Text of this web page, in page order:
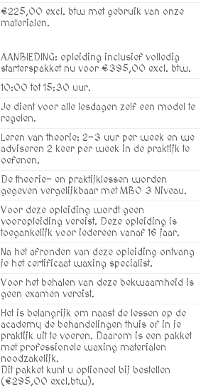
€225,00 excl. btw met gebruik van onze
materialen.
AANBIEDING: opleiding inclusief volledig
starterspakket nu voor €395,00 excl. btw.
10:00 tot 15:30 uur.
Je dient voor alle lesdagen zelf een model te
regelen.
Leren van theorie: 2-3 uur per week en we
adviseren 2 keer per week in de praktijk te
oefenen.
De theorie- en praktijklessen worden
gegeven vergelijkbaar met MBO 3 Niveau.
Voor deze opleiding wordt geen
vooropleiding vereist. Deze opleiding is
toegankelijk voor iedereen vanaf 16 jaar.
Na het afronden van deze opleiding ontvang
je het certificaat waxing specialist.
Voor het behalen van deze bekwaamheid is
geen examen vereist.
Het is belangrijk om naast de lessen op de
academy de behandelingen thuis of in je
praktijk uit te voeren. Daarom is een pakket
met professionele waxing materialen
noodzakelijk.
Dit pakket kunt u optioneel bij bestellen
(€295,00 excl.btw).